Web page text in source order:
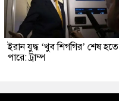
ইরান যুদ্ধ ‘খুব শিগগির’ শেষ হতে
পারে: ট্রাম্প